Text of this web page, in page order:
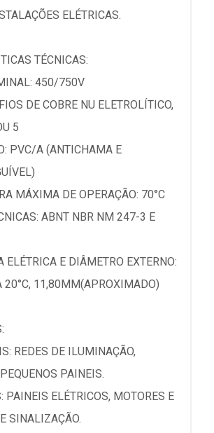
ELÉTRICAS.
TÉCNICAS:
450/750V
DE COBRE NU ELETROLÍTICO,
5
PVC/A (ANTICHAMA E
MÁXIMA DE OPERAÇÃO: 70°C
ABNT NBR NM 247-3 E
ELÉTRICA E DIÂMETRO EXTERNO:
11,80MM(APROXIMADO)
REDES DE ILUMINAÇÃO,
PAINEIS.
PAINEIS ELÉTRICOS, MOTORES E
SINALIZAÇÃO.